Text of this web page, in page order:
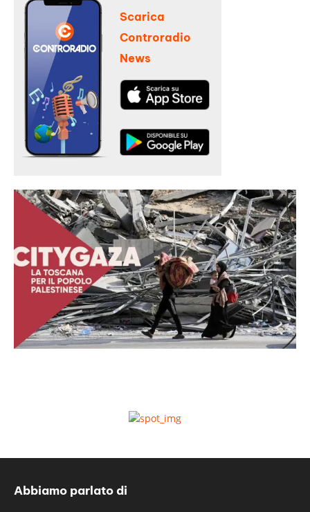
Scarica
Controradio
News
Abbiamo parlato di